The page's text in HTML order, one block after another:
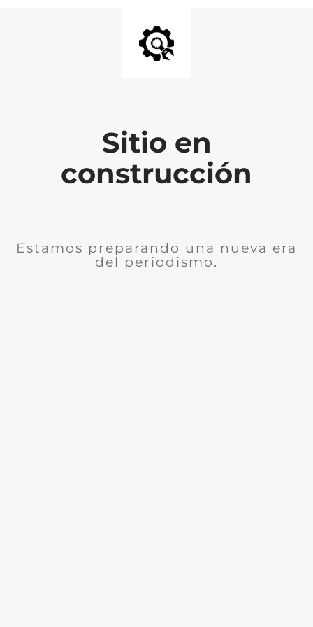
Sitio en
construcción
Estamos preparando una nueva era
del periodismo.